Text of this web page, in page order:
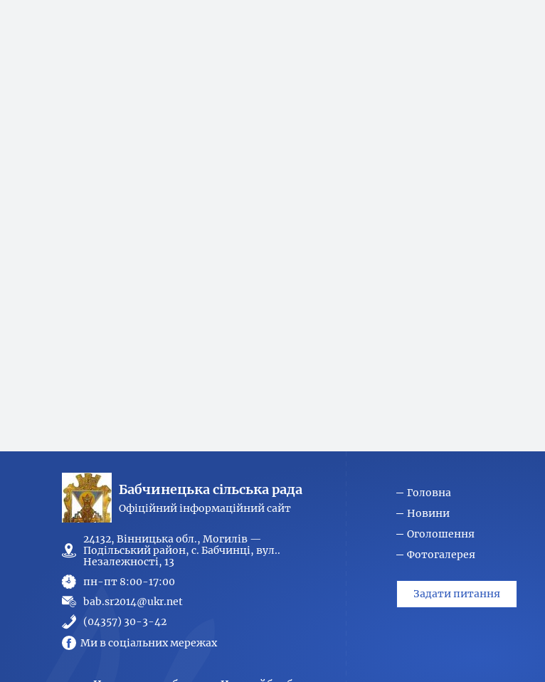
Бабчинецька сільська рада
Офіційний інформаційний сайт
24132, Вінницька обл., Могилів —
Подільський район, с. Бабчинці, вул..
Незалежності, 13
пн-пт 8:00-17:00
bab.sr2014@ukr.net
(04357) 30-3-42
Ми в соціальних мережах
Головна
Новини
Оголошення
Фотогалерея
Задати питання